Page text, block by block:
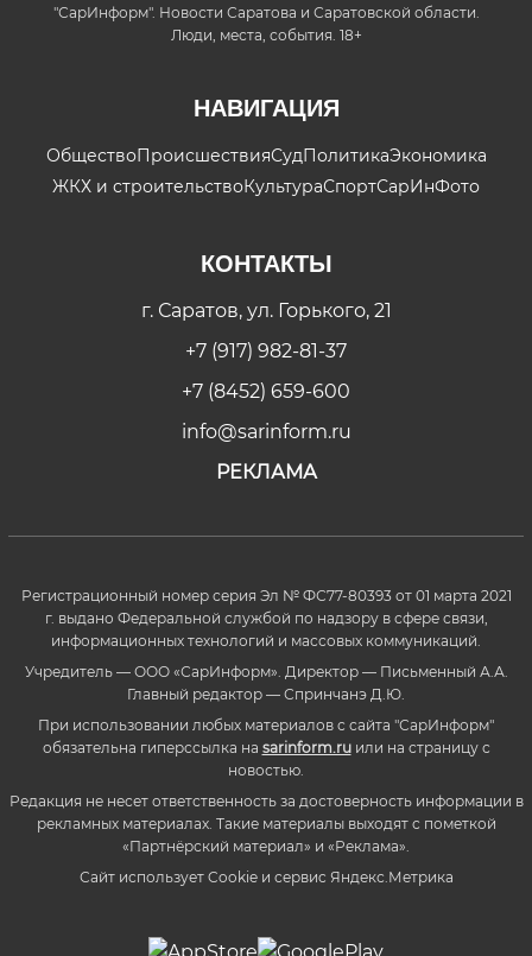
"СарИнформ". Новости Саратова и Саратовской области.
Люди, места, события. 18+
НАВИГАЦИЯ
ОбществоПроисшествияСудПолитикаЭкономика
ЖКХ и строительствоКультураСпортСарИнФото
КОНТАКТЫ
г. Саратов, ул. Горького, 21
+7 (917) 982-81-37
+7 (8452) 659-600
info@sarinform.ru
РЕКЛАМА
Регистрационный номер серия Эл № ФС77-80393 от 01 марта 2021
г. выдано Федеральной службой по надзору в сфере связи,
информационных технологий и массовых коммуникаций.
Учредитель — ООО «СарИнформ». Директор — Письменный А.А.
Главный редактор — Спринчанэ Д.Ю.
При использовании любых материалов с сайта "СарИнформ"
обязательна гиперссылка на sarinform.ruили на страницу с
новостью.
Редакция не несет ответственность за достоверность информации в
рекламных материалах. Такие материалы выходят с пометкой
«Партнёрский материал» и «Реклама».
Сайт использует Cookie и сервиc Яндекс.Метрика